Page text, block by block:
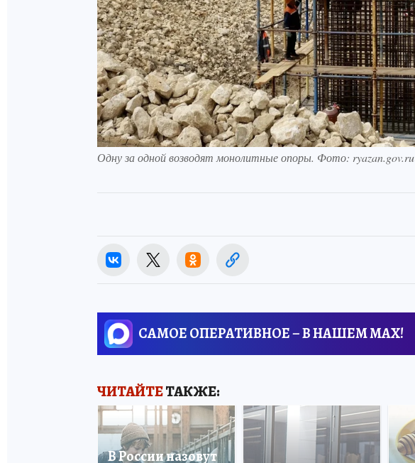
Одну за одной возводят монолитные опоры. Фото: ryazan.gov.ru
САМОЕ ОПЕРАТИВНОЕ – В НАШЕМ MAX!
ЧИТАЙТЕТАКЖЕ:
В России назовут